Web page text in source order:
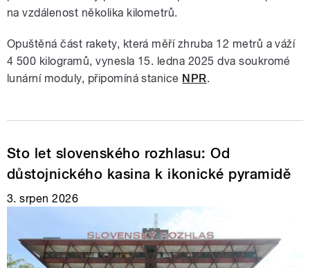
na vzdálenost několika kilometrů.
Opuštěná část rakety, která měří zhruba 12 metrů a váží
4 500 kilogramů, vynesla 15. ledna 2025 dva soukromé
lunární moduly, připomíná stanice NPR.
Sto let slovenského rozhlasu: Od
důstojnického kasina k ikonické pyramidě
3. srpen 2026